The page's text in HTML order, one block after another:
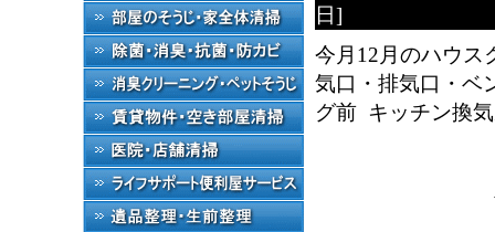
日]
今月12月のハウス
気口・排気口・
グ前 キッチン